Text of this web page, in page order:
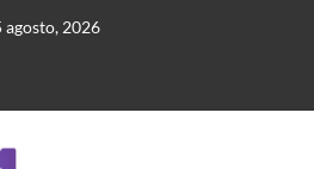
agosto, 2026